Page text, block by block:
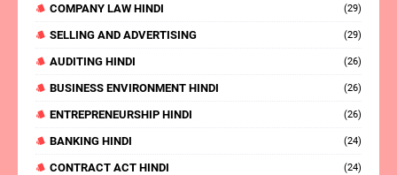
COMPANY LAW HINDI (29)
SELLING AND ADVERTISING (29)
AUDITING HINDI (26)
BUSINESS ENVIRONMENT HINDI (26)
ENTREPRENEURSHIP HINDI (26)
BANKING HINDI (24)
CONTRACT ACT HINDI (24)